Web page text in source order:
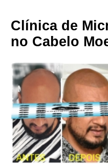
Clínica de
no Cabelo